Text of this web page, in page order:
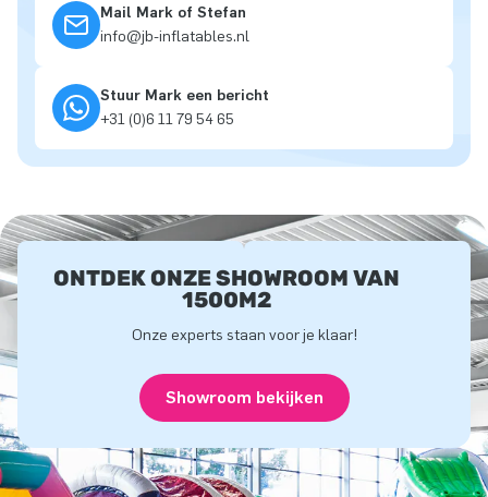
Mail Mark of Stefan
info@jb-inflatables.nl
Stuur Mark een bericht
+31 (0)6 11 79 54 65
ONTDEK ONZE SHOWROOM VAN
1500M2
Onze experts staan voor je klaar!
Showroom bekijken